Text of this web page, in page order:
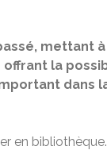
mettant
la
dans
en bibliothèque.